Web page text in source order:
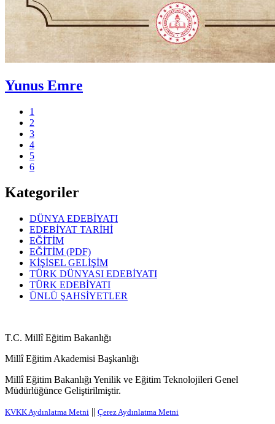
Yunus Emre
1
2
3
4
5
6
Kategoriler
DÜNYA EDEBİYATI
EDEBİYAT TARİHİ
EĞİTİM
EĞİTİM (PDF)
KİŞİSEL GELİŞİM
TÜRK DÜNYASI EDEBİYATI
TÜRK EDEBİYATI
ÜNLÜ ŞAHSİYETLER
T.C. Millî Eğitim Bakanlığı
Millî Eğitim Akademisi Başkanlığı
Millî Eğitim Bakanlığı Yenilik ve Eğitim Teknolojileri Genel
Müdürlüğünce Geliştirilmiştir.
KVKK Aydınlatma Metni || Çerez Aydınlatma Metni